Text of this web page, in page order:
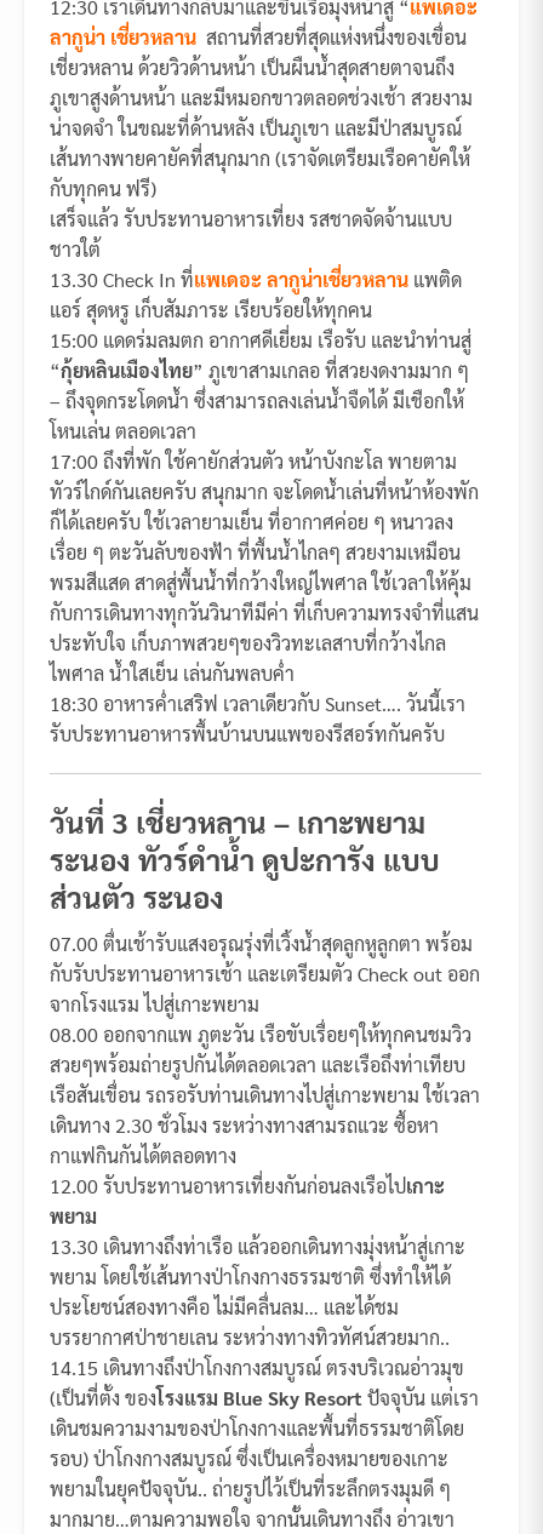
12:30 เราเดินทางกลับมาและขึ้นเรือมุ่งหน้าสู่ “แพเดอะ
ลากูน่า เชี่ยวหลาน สถานที่สวยที่สุดแห่งหนึ่งของเขื่อน
เชี่ยวหลาน ด้วยวิวด้านหน้า เป็นผืนน้ำสุดสายตาจนถึง
ภูเขาสูงด้านหน้า และมีหมอกขาวตลอดช่วงเช้า สวยงาม
น่าจดจำ ในขณะที่ด้านหลัง เป็นภูเขา และมีป่าสมบูรณ์
เส้นทางพายคายัคที่สนุกมาก (เราจัดเตรียมเรือคายัคให้
กับทุกคน ฟรี)
เสร็จแล้ว รับประทานอาหารเที่ยง รสชาดจัดจ้านแบบ
ชาวใต้
13.30 Check In ที่แพเดอะ ลากูน่าเชี่ยวหลาน แพติด
แอร์ สุดหรู เก็บสัมภาระ เรียบร้อยให้ทุกคน
15:00 แดดร่มลมตก อากาศดีเยี่ยม เรือรับ และนำท่านสู่
“กุ้ยหลินเมืองไทย” ภูเขาสามเกลอ ที่สวยงดงามมาก ๆ
– ถึงจุดกระโดดน้ำ ซึ่งสามารถลงเล่นน้ำจืดได้ มีเชือกให้
โหนเล่น ตลอดเวลา
17:00 ถึงที่พัก ใช้คายักส่วนตัว หน้าบังกะโล พายตาม
ทัวร์ไกด์กันเลยครับ สนุกมาก จะโดดน้ำเล่นที่หน้าห้องพัก
ก็ได้เลยครับ ใช้เวลายามเย็น ที่อากาศค่อย ๆ หนาวลง
เรื่อย ๆ ตะวันลับของฟ้า ที่พื้นน้ำไกลๆ สวยงามเหมือน
พรมสีแสด สาดสู่พื้นน้ำที่กว้างใหญ่ไพศาล ใช้เวลาให้คุ้ม
กับการเดินทางทุกวันวินาทีมีค่า ที่เก็บความทรงจำที่แสน
ประทับใจ เก็บภาพสวยๆของวิวทะเลสาบที่กว้างไกล
ไพศาล น้ำใสเย็น เล่นกันพลบค่ำ
18:30 อาหารค่ำเสริฟ เวลาเดียวกับ Sunset…. วันนี้เรา
รับประทานอาหารพื้นบ้านบนแพของรีสอร์ทกันครับ
วันที่ 3 เชี่ยวหลาน – เกาะพยาม
ระนอง ทัวร์ดำน้ำ ดูปะการัง แบบ
ส่วนตัว ระนอง
07.00 ตื่นเช้ารับแสงอรุณรุ่งที่เวิ้งน้ำสุดลูกหูลูกตา พร้อม
กับรับประทานอาหารเช้า และเตรียมตัว Check out ออก
จากโรงแรม ไปสู่เกาะพยาม
08.00 ออกจากแพ ภูตะวัน เรือขับเรื่อยๆให้ทุกคนชมวิว
สวยๆพร้อมถ่ายรูปกันได้ตลอดเวลา และเรือถึงท่าเทียบ
เรือสันเขื่อน รถรอรับท่านเดินทางไปสู่เกาะพยาม ใช้เวลา
เดินทาง 2.30 ชั่วโมง ระหว่างทางสามรถแวะ ซื้อหา
กาแฟกินกันได้ตลอดทาง
12.00 รับประทานอาหารเที่ยงกันก่อนลงเรือไปเกาะ
พยาม
13.30 เดินทางถึงท่าเรือ แล้วออกเดินทางมุ่งหน้าสู่เกาะ
พยาม โดยใช้เส้นทางป่าโกงกางธรรมชาติ ซึ่งทำให้ได้
ประโยชน์สองทางคือ ไม่มีคลื่นลม… และได้ชม
บรรยากาศป่าชายเลน ระหว่างทางทิวทัศน์สวยมาก..
14.15 เดินทางถึงป่าโกงกางสมบูรณ์ ตรงบริเวณอ่าวมุข
(เป็นที่ตั้ง ของโรงแรม Blue Sky Resort ปัจจุบัน แต่เรา
เดินชมความงามของป่าโกงกางและพื้นที่ธรรมชาติโดย
รอบ) ป่าโกงกางสมบูรณ์ ซึ่งเป็นเครื่องหมายของเกาะ
พยามในยุคปัจจุบัน.. ถ่ายรูปไว้เป็นที่ระลึกตรงมุมดี ๆ
มากมาย…ตามความพอใจ จากนั้นเดินทางถึง อ่าวเขา